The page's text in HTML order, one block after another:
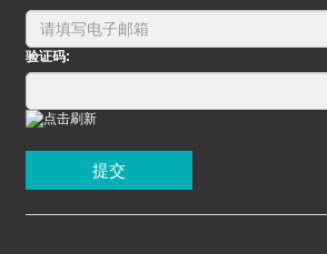
验证码:
提交